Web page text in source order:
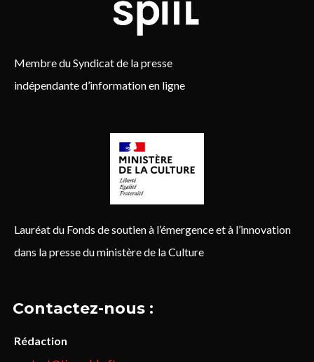
Membre du Syndicat de la presse
indépendante d’information en ligne
Lauréat du Fonds de soutien à l’émergence et à l’innovation
dans la presse du ministère de la Culture
Contactez-nous :
Rédaction